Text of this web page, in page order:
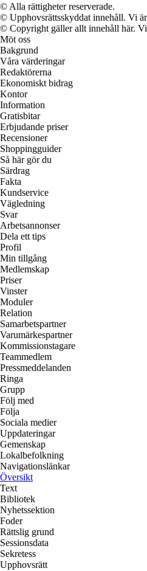
© Alla rättigheter reserverade.
© Upphovsrättsskyddat innehåll. Vi
© Copyright gäller allt innehåll här.
Möt oss
Bakgrund
Våra värderingar
Redaktörerna
Ekonomiskt bidrag
Kontor
Information
Gratisbitar
Erbjudande priser
Recensioner
Shoppingguider
Så här gör du
Särdrag
Fakta
Kundservice
Vägledning
Svar
Arbetsannonser
Dela ett tips
Profil
Min tillgång
Medlemskap
Priser
Vinster
Moduler
Relation
Samarbetspartner
Varumärkespartner
Kommissionstagare
Teammedlem
Pressmeddelanden
Ringa
Grupp
Följ med
Följa
Sociala medier
Uppdateringar
Gemenskap
Lokalbefolkning
Navigationslänkar
Översikt
Text
Bibliotek
Nyhetssektion
Foder
Rättslig grund
Sessionsdata
Sekretess
Upphovsrätt